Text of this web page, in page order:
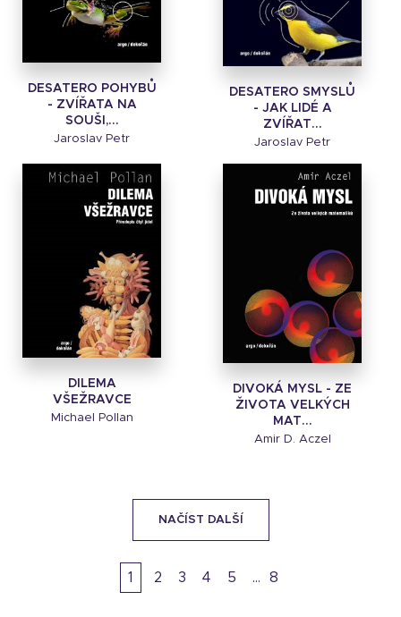
DESATERO POHYBŮ
- ZVÍŘATA NA
SOUŠI,...
Jaroslav Petr
DESATERO SMYSLŮ
- JAK LIDÉ A
ZVÍŘAT...
Jaroslav Petr
DILEMA
VŠEŽRAVCE
Michael Pollan
DIVOKÁ MYSL - ZE
ŽIVOTA VELKÝCH
MAT...
Amir D. Aczel
NAČÍST DALŠÍ
1 2 3 4 5 8